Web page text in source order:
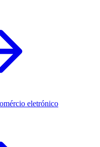
eletrónico